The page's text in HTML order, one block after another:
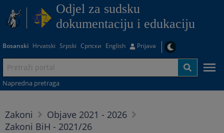
Odjel za sudsku
dokumentaciju i edukaciju
Bosanski Hrvatski Srpski Српски English Prijava
Napredna pretraga
Zakoni
Objave 2021 - 2026
Zakoni BiH - 2021/26